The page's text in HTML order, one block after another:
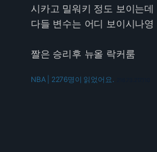
시카고 밀워키 정도 보이는데
다들 변수는 어디 보이시나영
짤은 승리후 뉴올 락커룸
NBA | 2276명이 읽었어요.